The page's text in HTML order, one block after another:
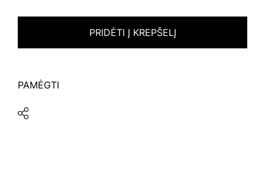
PRIDĖTI Į KREPŠELĮ
PAMĖGTI